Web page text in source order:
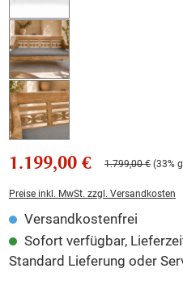
1.199,00 € 1.799,00 € (33%
Preise inkl. MwSt. zzgl. Versandkosten
Versandkostenfrei
Sofort verfügbar,
Standard Lieferung oder